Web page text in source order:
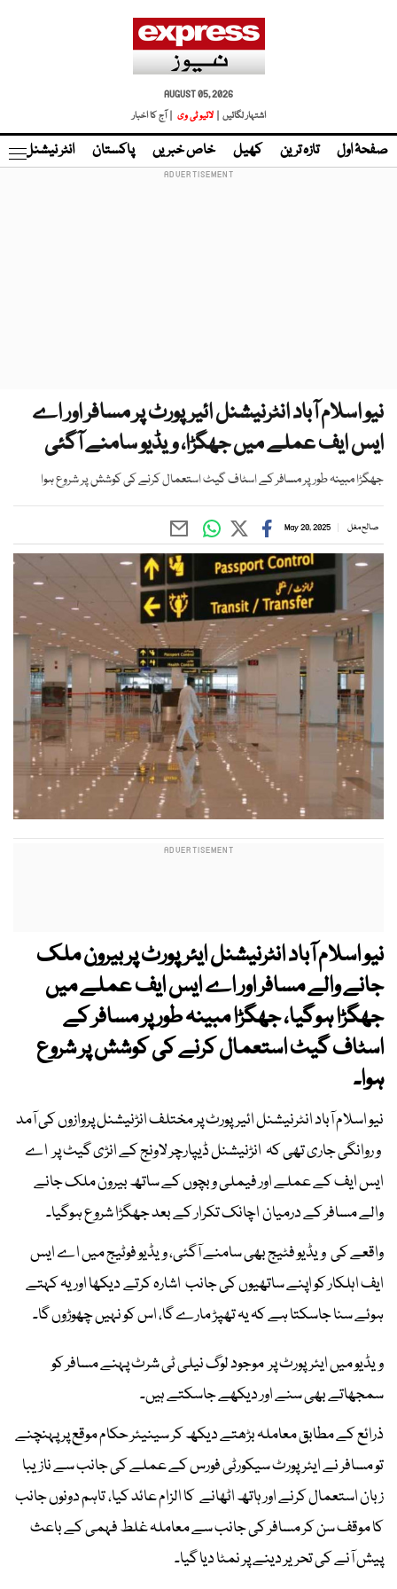
AUGUST 05, 2026
اشتہار لگائیں |
لائیو ٹی وی | آج کا اخبار
صفحۂ اول تازہ ترین کھیل خاص خبریں پاکستان انٹر نیشنل
نیو اسلام آباد انٹرنیشنل ائیرپورٹ پر مسافر اور اے
ایس ایف عملے میں جھگڑا، ویڈیو سامنے آگئی
جھگڑا مبینہ طور پر مسافر کے اسٹاف گیٹ استعمال کرنے کی کوشش پر شروع ہوا
صالح مغل May 20, 2025
نیو اسلام آباد انٹرنیشنل ایئرپورٹ پر بیرون ملک
جانے والے مسافر اور اے ایس ایف عملے میں
جھگڑا ہوگیا، جھگڑا مبینہ طور پر مسافر کے
اسٹاف گیٹ استعمال کرنے کی کوشش پر شروع
ہوا۔
نیو اسلام آباد انٹرنیشنل ائیرپورٹ پر مختلف انڑنیشنل پروازوں کی آمد
و روانگی جاری تھی کہ انڑنیشنل ڈیپارچر لاونج کے انڑی گیٹ پر اے
ایس ایف کے عملے اور فیملی و بچوں کے ساتھ بیرون ملک جانے
والے مسافر کے درمیان اچانک تکرار کے بعد جھگڑا شروع ہوگیا۔
واقعے کی ویڈیو فٹیج بھی سامنے آگئی، ویڈیو فوٹیج میں اے ایس
ایف اہلکار کو اپنے ساتھیوں کی جانب اشارہ کرتے دیکھا اور یہ کہتے
ہوئے سنا جاسکتا ہے کہ یہ تھپڑ مارے گا، اس کو نہیں چھوڑوں گا۔
ویڈیو میں ایئرپورٹ پر موجود لوگ نیلی ٹی شرٹ پہنے مسافر کو
سمجھاتے بھی سنے اور دیکھے جاسکتے ہیں۔
ذرائع کے مطابق معاملہ بڑھتے دیکھ کر سینیئر حکام موقع پر پہنچنے
تو مسافر نے ایئرپورٹ سیکورٹی فورس کے عملے کی جانب سے نازیبا
زبان استعمال کرنے اور ہاتھ اٹھانے کا الزام عائد کیا، تاہم دونوں جانب
کا موقف سن کر مسافر کی جانب سے معاملہ غلط فہمی کے باعث
پیش آنے کی تحریر دینے پر نمٹا دیا گیا۔